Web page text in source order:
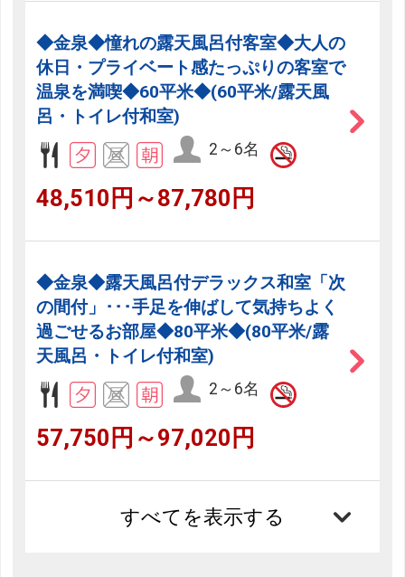
◆金泉◆憧れの露天風呂付客室◆大人の
休日・プライベート感たっぷりの客室で
温泉を満喫◆60平米◆(60平米/露天風
呂・トイレ付和室)
2～6名
48,510円～87,780円
◆金泉◆露天風呂付デラックス和室「次
の間付」･･･手足を伸ばして気持ちよく
過ごせるお部屋◆80平米◆(80平米/露
天風呂・トイレ付和室)
2～6名
57,750円～97,020円
すべてを表示する